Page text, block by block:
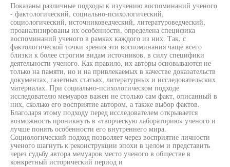
Показаны различные подходы к изучению воспоминаний ученого
- фактологический, социально-психологический,
социологический, источниковедческий, литературоведческий,
проанализированы их особенности, определена специфика
воспоминаний ученого в рамках каждого из них. Так, с
фактологической точки зрения эти воспоминания чаще всего
близки к более строгим видам источников, в силу специфики
деятельности ученого. Как правило, их авторы основываются не
только на памяти, но и на привлекаемых в качестве доказательств
документах, газетных статьях, литературных и исследовательских
материалах. При социально-психологическом подходе
исследователю мемуаров важен не столько сам факт, описанный в
них, сколько его восприятие автором, а также выбор фактов.
Благодаря этому подходу перед исследователем открывается
возможность проникнуть в «творческую лабораторию» ученого и
лучше понять особенности его внутреннего мира.
Социологический подход позволяет через восприятие личности
ученого шагнуть к реконструкции эпохи в целом и представить
через судьбу автора мемуаров место ученого в обществе в
конкретный исторический период и